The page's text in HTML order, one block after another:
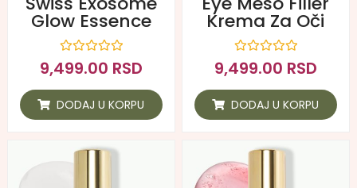
Glow Essence
Ocenjeno
sa
5
9,499.00 RSD
DODAJ U KORPU
Krema Za Oči
Ocenjeno
sa
5
9,499.00 RSD
DODAJ U KORPU